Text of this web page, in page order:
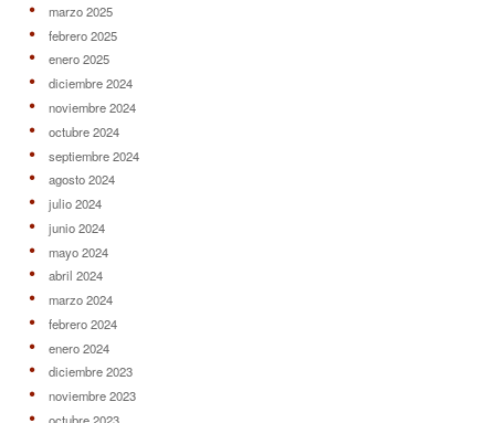
marzo 2025
febrero 2025
enero 2025
diciembre 2024
noviembre 2024
octubre 2024
septiembre 2024
agosto 2024
julio 2024
junio 2024
mayo 2024
abril 2024
marzo 2024
febrero 2024
enero 2024
diciembre 2023
noviembre 2023